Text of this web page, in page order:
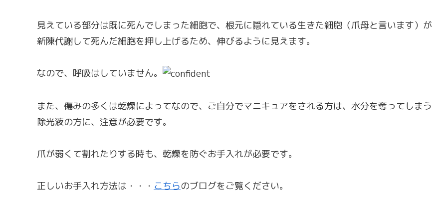
見えている部分は既に死んでしまった細胞で、根元に隠れている生きた細胞（爪母と言います）が
新陳代謝して死んだ細胞を押し上げるため、伸びるように見えます。
なので、呼吸はしていません。
また、傷みの多くは乾燥によってなので、ご自分でマニキュアをされる方は、水分を奪ってしまう
除光液の方に、注意が必要です。
爪が弱くて割れたりする時も、乾燥を防ぐお手入れが必要です。
正しいお手入れ方法は・・・ こちらのブログをご覧ください。